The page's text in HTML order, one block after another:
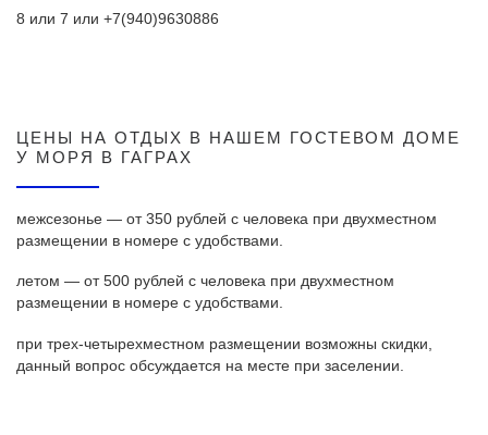
8 или 7 или +7(940)9630886
ЦЕНЫ НА ОТДЫХ В НАШЕМ ГОСТЕВОМ ДОМЕ
У МОРЯ В ГАГРАХ
межсезонье — от 350 рублей с человека при двухместном
размещении в номере с удобствами.
летом — от 500 рублей с человека при двухместном
размещении в номере с удобствами.
при трех-четырехместном размещении возможны скидки,
данный вопрос обсуждается на месте при заселении.